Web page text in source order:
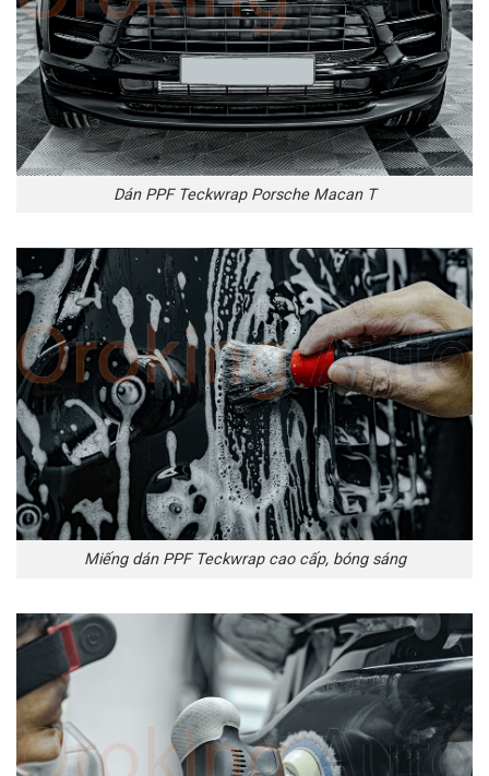
Dán PPF Teckwrap Porsche Macan T
Miếng dán PPF Teckwrap cao cấp, bóng sáng